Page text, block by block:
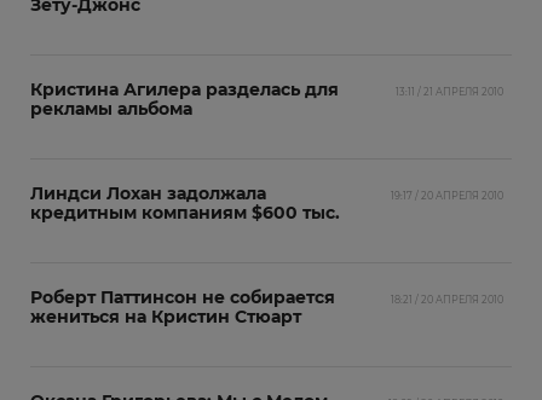
Зету-Джонс
13:11 / 21 АПРЕЛЯ 2010
Кристина Агилера разделась для
рекламы альбома
19:17 / 20 АПРЕЛЯ 2010
Линдси Лохан задолжала
кредитным компаниям $600 тыс.
18:21 / 20 АПРЕЛЯ 2010
Роберт Паттинсон не собирается
жениться на Кристин Стюарт